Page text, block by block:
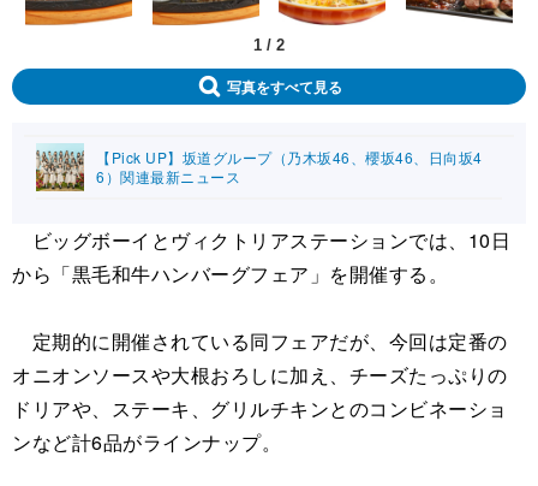
1 / 2
写真をすべて見る
【Pick UP】坂道グループ（乃木坂46、櫻坂46、日向坂4
6）関連最新ニュース
ビッグボーイとヴィクトリアステーションでは、10日
から「黒毛和牛ハンバーグフェア」を開催する。
定期的に開催されている同フェアだが、今回は定番の
オニオンソースや大根おろしに加え、チーズたっぷりの
ドリアや、ステーキ、グリルチキンとのコンビネーショ
ンなど計6品がラインナップ。